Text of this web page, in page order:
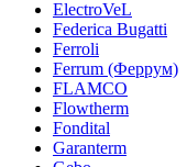
ElectroVeL
Federica Bugatti
Ferroli
Ferrum (Феррум)
FLAMCO
Flowtherm
Fondital
Garanterm